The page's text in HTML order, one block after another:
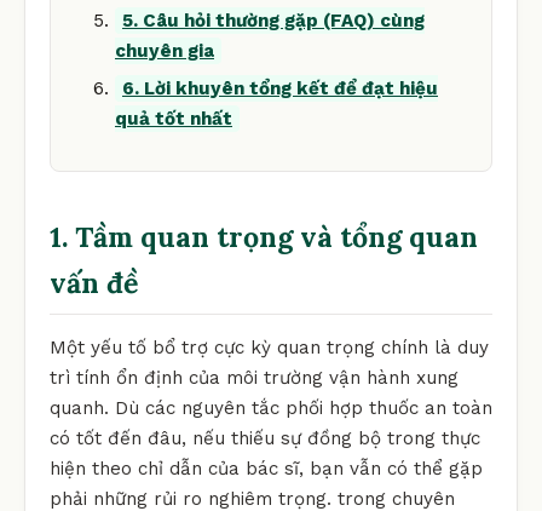
5. Câu hỏi thường gặp (FAQ) cùng
chuyên gia
6. Lời khuyên tổng kết để đạt hiệu
quả tốt nhất
1. Tầm quan trọng và tổng quan
vấn đề
Một yếu tố bổ trợ cực kỳ quan trọng chính là duy
trì tính ổn định của môi trường vận hành xung
quanh. Dù các nguyên tắc phối hợp thuốc an toàn
có tốt đến đâu, nếu thiếu sự đồng bộ trong thực
hiện theo chỉ dẫn của bác sĩ, bạn vẫn có thể gặp
phải những rủi ro nghiêm trọng. trong chuyên